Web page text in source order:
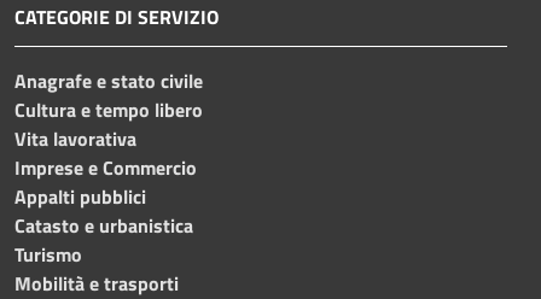
CATEGORIE DI SERVIZIO
Anagrafe e stato civile
Cultura e tempo libero
Vita lavorativa
Imprese e Commercio
Appalti pubblici
Catasto e urbanistica
Turismo
Mobilità e trasporti